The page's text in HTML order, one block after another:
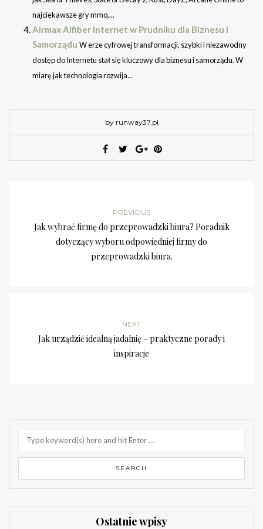
najciekawsze gry mmo,...
Airmax Aifiber Internet w Prudniku dla Biznesu i
Samorządu W erze cyfrowej transformacji, szybki i niezawodny
dostęp do Internetu stał się kluczowy dla biznesu i samorządu. W
miarę jak technologia rozwija...
by runway37.pl
PREVIOUS
Jak wybrać firmę do przeprowadzki biura? Poradnik
dotyczący wyboru odpowiedniej firmy do
przeprowadzki biura.
NEXT
Jak urządzić idealną jadalnię – praktyczne porady i
inspiracje
Ostatnie wpisy